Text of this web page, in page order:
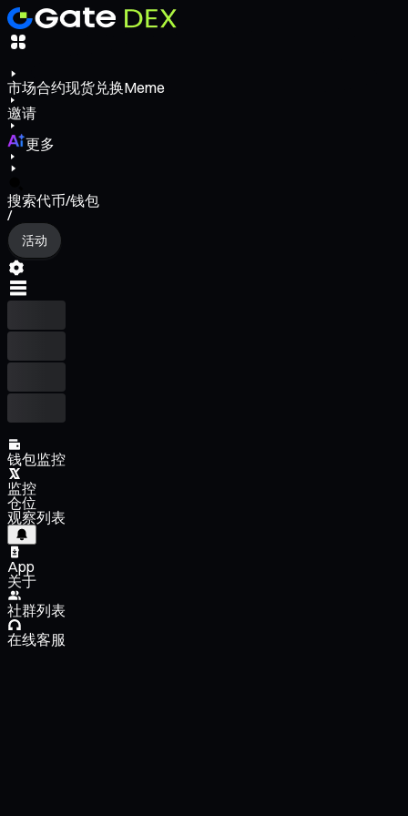
市场合约现货兑换Meme
邀请
更多
搜索代币/钱包
/
活动
钱包监控
监控
仓位
观察列表
App
关于
社群列表
在线客服